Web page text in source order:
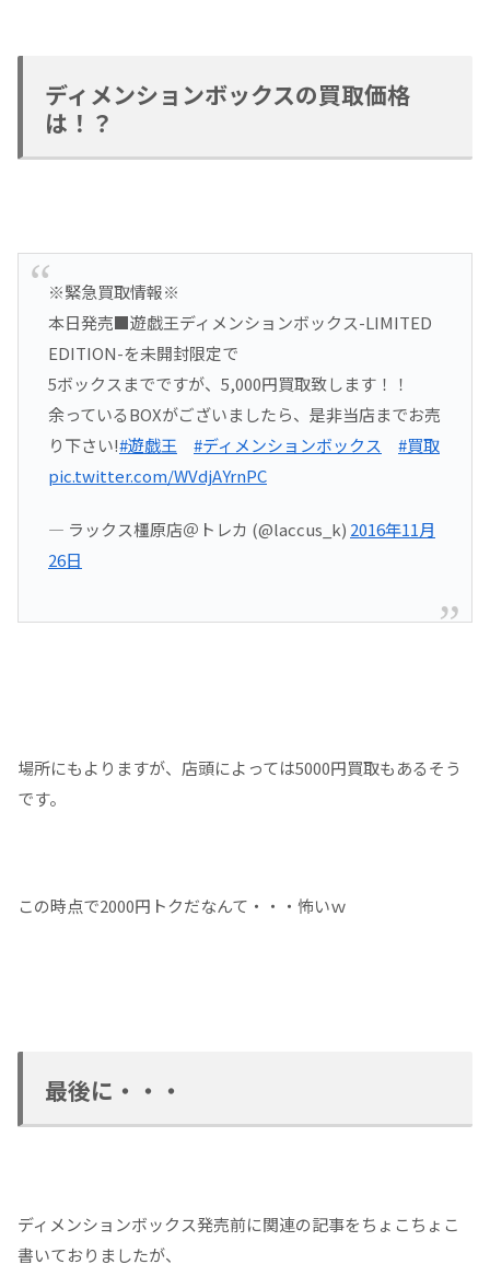
ディメンションボックスの買取価格
は！？
※緊急買取情報※
本日発売■遊戯王ディメンションボックス-LIMITED
EDITION-を未開封限定で
5ボックスまでですが、5,000円買取致します！！
余っているBOXがございましたら、是非当店までお売
り下さい!#遊戯王 #ディメンションボックス
#買取
pic.twitter.com/WVdjAYrnPC
— ラックス橿原店＠トレカ (@laccus_k) 2016年11月
26日
場所にもよりますが、店頭によっては5000円買取もあるそう
です。
この時点で2000円トクだなんて・・・怖いｗ
最後に・・・
ディメンションボックス発売前に関連の記事をちょこちょこ
書いておりましたが、